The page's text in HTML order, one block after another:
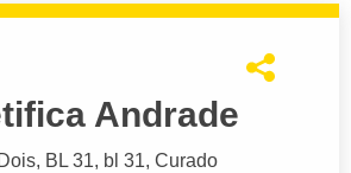
Andrade
, BL 31, bl 31, Curado